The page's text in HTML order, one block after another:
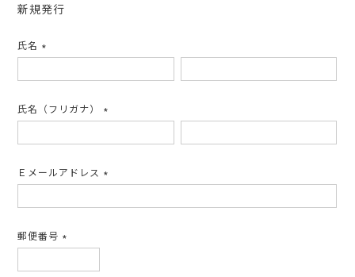
新規発行
氏名
須)
氏名（フリガナ）
須)
Ｅメールアドレス
須)
郵便番号
須)